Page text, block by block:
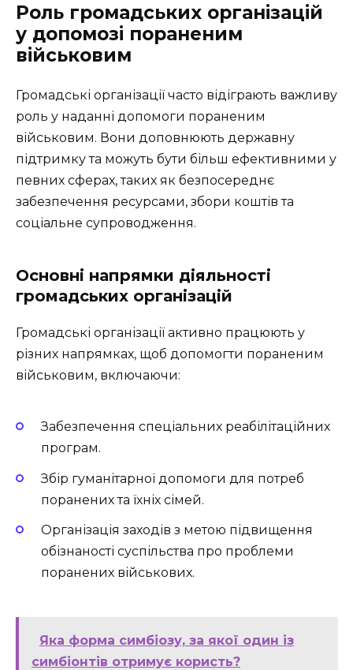
Роль громадських організацій
у допомозі пораненим
військовим
Громадські організації часто відіграють важливу
роль у наданні допомоги пораненим
військовим. Вони доповнюють державну
підтримку та можуть бути більш ефективними у
певних сферах, таких як безпосереднє
забезпечення ресурсами, збори коштів та
соціальне супроводження.
Основні напрямки діяльності
громадських організацій
Громадські організації активно працюють у
різних напрямках, щоб допомогти пораненим
військовим, включаючи:
Забезпечення спеціальних реабілітаційних
програм.
Збір гуманітарної допомоги для потреб
поранених та їхніх сімей.
Організація заходів з метою підвищення
обізнаності суспільства про проблеми
поранених військових.
Яка форма симбіозу, за якої один із
симбіонтів отримує користь?